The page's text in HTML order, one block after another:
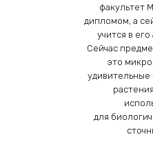
факультет
дипломом, а
учится в
Сейчас
это
для